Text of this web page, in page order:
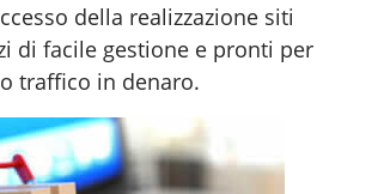
della realizzazione siti
di facile gestione e pronti per
traffico in denaro.